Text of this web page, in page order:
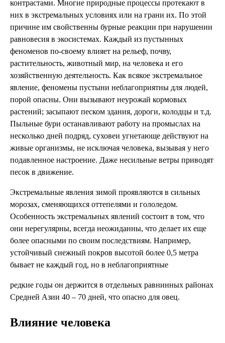
контрастами. Многие природные процессы протекают в
них в экстремальных условиях или на грани их. По этой
причине им свойственны бурные реакции при нарушении
равновесия в экосистемах. Каждый из пустынных
феноменов по-своему влияет на рельеф, почву,
растительность, животный мир, на человека и его
хозяйственную деятельность. Как всякое экстремальное
явление, феномены пустыни неблагоприятны для людей,
порой опасны. Они вызывают неурожай кормовых
растений; засыпают песком здания, дороги, колодцы и т.д.
Пыльные бури останавливают работу на промыслах на
несколько дней подряд, суховеи угнетающе действуют на
живые организмы, не исключая человека, вызывая у него
подавленное настроение. Даже несильные ветры приводят
песок в движение.
Экстремальные явления зимой проявляются в сильных
морозах, сменяющихся оттепелями и гололедом.
Особенность экстремальных явлений состоит в том, что
они нерегулярны, всегда неожиданны, что делает их еще
более опасными по своим последствиям. Например,
устойчивый снежный покров высотой более 0,5 метра
бывает не каждый год, но в неблагоприятные
редкие годы он держится в отдельных равнинных районах
Средней Азии 40 – 70 дней, что опасно для овец.
Влияние человека